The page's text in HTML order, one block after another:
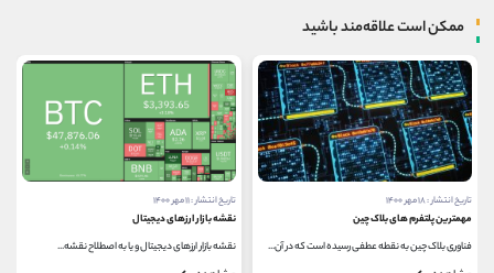
ممکن است علاقه‌مند باشید
تاریخ انتشار : ۱۸ مهر ۱۴۰۰
مهمترین پلتفرم های بلاک چین
فناوری بلاک چین به نقطه عطفی رسیده است که در آن...
تاریخ انتشار : ۱۱ مهر ۱۴۰۰
نقشه بازار ارزهای دیجیتال
نقشه بازار ارزهای دیجیتال و یا به اصطلاح نقشه...